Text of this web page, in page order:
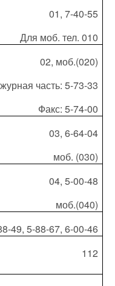
01, 7-40-55
Для моб. тел. 010
02, моб.(020)
часть: 5-73-33
Факс: 5-74-00
03, 6-64-04
моб. (030)
04, 5-00-48
моб.(040)
49, 5-88-67, 6-00-46
112